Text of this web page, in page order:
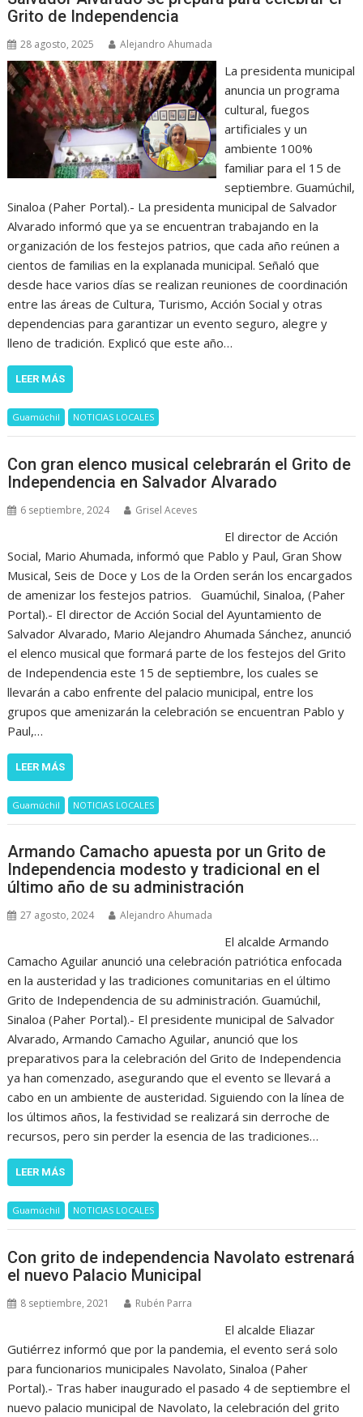
Grito de Independencia
28 agosto, 2025 Alejandro Ahumada
La presidenta municipal
anuncia un programa
cultural, fuegos
artificiales y un
ambiente 100%
familiar para el 15 de
septiembre. Guamúchil,
Sinaloa (Paher Portal).- La presidenta municipal de Salvador
Alvarado informó que ya se encuentran trabajando en la
organización de los festejos patrios, que cada año reúnen a
cientos de familias en la explanada municipal. Señaló que
desde hace varios días se realizan reuniones de coordinación
entre las áreas de Cultura, Turismo, Acción Social y otras
dependencias para garantizar un evento seguro, alegre y
lleno de tradición. Explicó que este año…
LEER MÁS
Guamúchil NOTICIAS LOCALES
Con gran elenco musical celebrarán el Grito de
Independencia en Salvador Alvarado
6 septiembre, 2024 Grisel Aceves
El director de Acción
Social, Mario Ahumada, informó que Pablo y Paul, Gran Show
Musical, Seis de Doce y Los de la Orden serán los encargados
de amenizar los festejos patrios. Guamúchil, Sinaloa, (Paher
Portal).- El director de Acción Social del Ayuntamiento de
Salvador Alvarado, Mario Alejandro Ahumada Sánchez, anunció
el elenco musical que formará parte de los festejos del Grito
de Independencia este 15 de septiembre, los cuales se
llevarán a cabo enfrente del palacio municipal, entre los
grupos que amenizarán la celebración se encuentran Pablo y
Paul,…
LEER MÁS
Guamúchil NOTICIAS LOCALES
Armando Camacho apuesta por un Grito de
Independencia modesto y tradicional en el
último año de su administración
27 agosto, 2024 Alejandro Ahumada
El alcalde Armando
Camacho Aguilar anunció una celebración patriótica enfocada
en la austeridad y las tradiciones comunitarias en el último
Grito de Independencia de su administración. Guamúchil,
Sinaloa (Paher Portal).- El presidente municipal de Salvador
Alvarado, Armando Camacho Aguilar, anunció que los
preparativos para la celebración del Grito de Independencia
ya han comenzado, asegurando que el evento se llevará a
cabo en un ambiente de austeridad. Siguiendo con la línea de
los últimos años, la festividad se realizará sin derroche de
recursos, pero sin perder la esencia de las tradiciones…
LEER MÁS
Guamúchil NOTICIAS LOCALES
Con grito de independencia Navolato estrenará
el nuevo Palacio Municipal
8 septiembre, 2021 Rubén Parra
El alcalde Eliazar
Gutiérrez informó que por la pandemia, el evento será solo
para funcionarios municipales Navolato, Sinaloa (Paher
Portal).- Tras haber inaugurado el pasado 4 de septiembre el
nuevo palacio municipal de Navolato, la celebración del grito